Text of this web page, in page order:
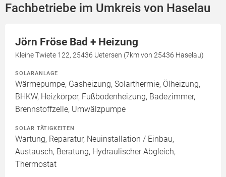
Fachbetriebe im Umkreis von Haselau
Jörn Fröse Bad + Heizung
Kleine Twiete 122, 25436 Uetersen (7km von 25436 Haselau)
SOLARANLAGE
Wärmepumpe, Gasheizung, Solarthermie, Ölheizung,
BHKW, Heizkörper, Fußbodenheizung, Badezimmer,
Brennstoffzelle, Umwälzpumpe
SOLAR TÄTIGKEITEN
Wartung, Reparatur, Neuinstallation / Einbau,
Austausch, Beratung, Hydraulischer Abgleich,
Thermostat